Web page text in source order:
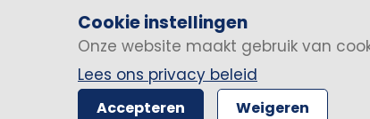
Cookie instellingen
Onze website maakt gebruik van
Lees ons privacy beleid
Accepteren Weigeren